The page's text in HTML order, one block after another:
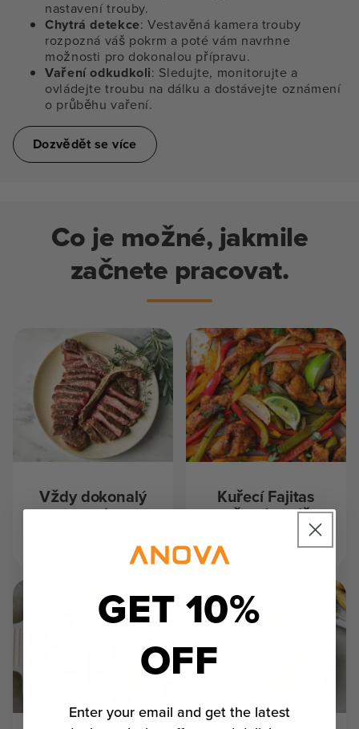
nastavení trouby.
Chytrá detekce: Vestavěná kamera trouby
rozpozná váš pokrm a poté vám navrhne
možnosti pro dokonalou přípravu.
Vaření odkudkoli: Sledujte, monitorujte a
ovládejte troubu na dálku a dostávejte oznámení
o průběhu vaření.
Dozvědět se více
Co je možné, jakmile
začnete pracovat.
Vždy dokonalý
steak
Kuřecí Fajitas
pečené v páře
GET 10%
OFF
Enter your email and get the latest